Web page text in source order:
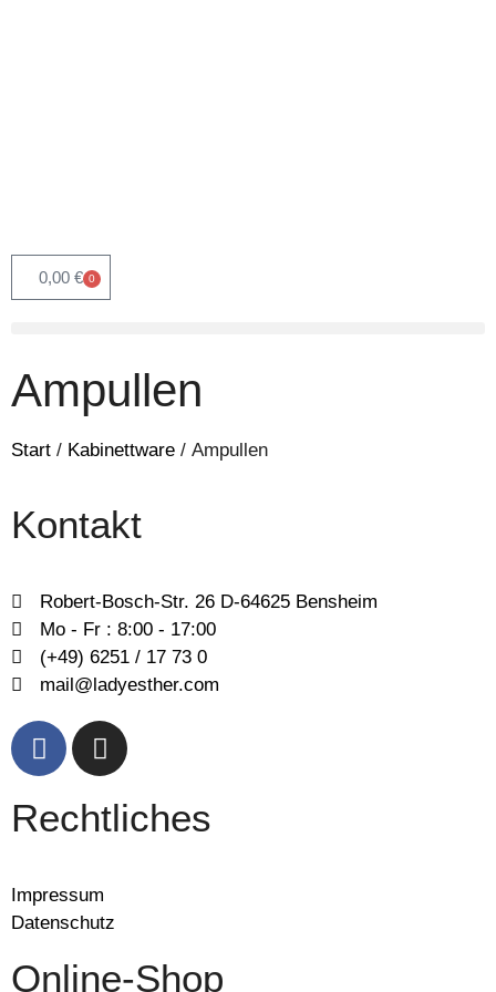
0,00 € 0
Ampullen
Start / Kabinettware / Ampullen
Kontakt
Robert-Bosch-Str. 26 D-64625 Bensheim
Mo - Fr : 8:00 - 17:00
(+49) 6251 / 17 73 0
mail@ladyesther.com
Rechtliches
Impressum
Datenschutz
Online-Shop